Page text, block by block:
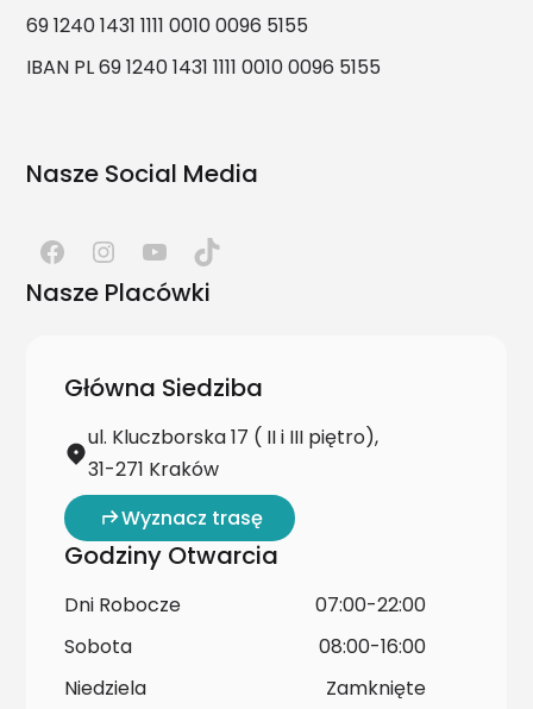
69 1240 1431 1111 0010 0096 5155
IBAN PL 69 1240 1431 1111 0010 0096 5155
Nasze Social Media
Nasze Placówki
Główna Siedziba
ul. Kluczborska 17 ( II i III piętro),
31-271 Kraków
Wyznacz trasę
Godziny Otwarcia
Dni Robocze
07:00-22:00
Sobota
08:00-16:00
Niedziela
Zamknięte